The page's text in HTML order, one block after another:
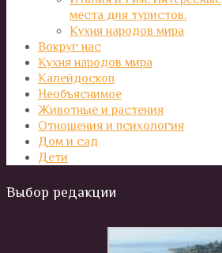
места для туристов.
Кухня народов мира
Вокруг нас
Кухня народов мира
Калейдоскоп
Необъяснимое
Животные и растения
Отношения и психология
Дом и сад
Дети
Выбор редакции